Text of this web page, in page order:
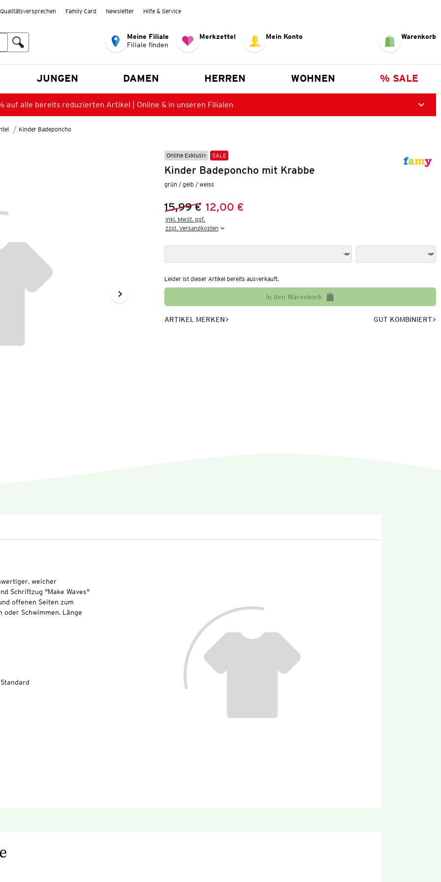
Qualitätsversprechen Family Card Newsletter Hilfe & Service
Meine Filiale
Filiale finden
Merkzettel Mein Konto Warenkorb
JUNGEN DAMEN HERREN WOHNEN % SALE
auf alle bereits reduzierten Artikel | Online & in unseren Filialen
Kinder Badeponcho
Online Exklusiv SALE
Kinder Badeponcho mit Krabbe
grün / gelb / weiss
Vorheriger Preis:
15,99 €
Neuer Preis:12,00 €
inkl. MwSt. ggf.
zzgl. Versandkosten
Leider ist dieser Artikel bereits ausverkauft.
In den Warenkorb
ARTIKEL MERKEN GUT KOMBINIERT
weicher
Schriftzug "Make Waves"
offenen Seiten zum
oder Schwimmen. Länge